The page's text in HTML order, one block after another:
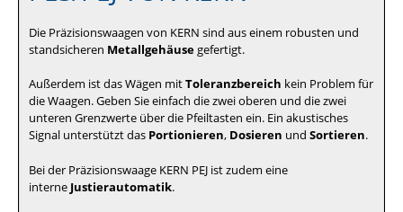
Die Präzisionswaagen von KERN sind aus einem robusten und
standsicheren Metallgehäusegefertigt.
Außerdem ist das Wägen mitToleranzbereich kein Problem für
die Waagen. Geben Sie einfach die zwei oberen und die zwei
unteren Grenzwerte über die Pfeiltasten ein. Ein akustisches
Signal unterstützt das Portionieren, Dosieren und Sortieren.
Bei der Präzisionswaage KERN PEJ ist zudem eine
interne Justierautomatik.